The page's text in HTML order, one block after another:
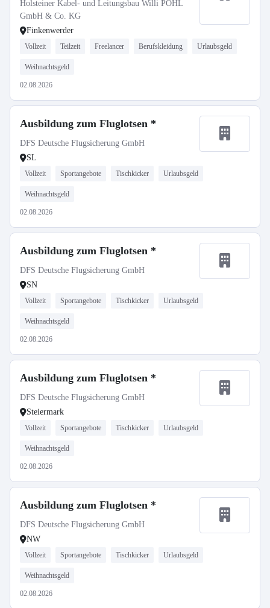
Holsteiner Kabel- und Leitungsbau Willi POHL
GmbH & Co. KG
Finkenwerder
Vollzeit Teilzeit Freelancer Berufskleidung Urlaubsgeld
Weihnachtsgeld
02.08.2026
Ausbildung zum Fluglotsen *
DFS Deutsche Flugsicherung GmbH
SL
Vollzeit Sportangebote Tischkicker Urlaubsgeld
Weihnachtsgeld
02.08.2026
Ausbildung zum Fluglotsen *
DFS Deutsche Flugsicherung GmbH
SN
Vollzeit Sportangebote Tischkicker Urlaubsgeld
Weihnachtsgeld
02.08.2026
Ausbildung zum Fluglotsen *
DFS Deutsche Flugsicherung GmbH
Steiermark
Vollzeit Sportangebote Tischkicker Urlaubsgeld
Weihnachtsgeld
02.08.2026
Ausbildung zum Fluglotsen *
DFS Deutsche Flugsicherung GmbH
NW
Vollzeit Sportangebote Tischkicker Urlaubsgeld
Weihnachtsgeld
02.08.2026